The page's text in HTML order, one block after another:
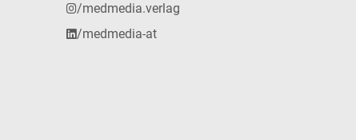
/medmedia.verlag
/medmedia-at